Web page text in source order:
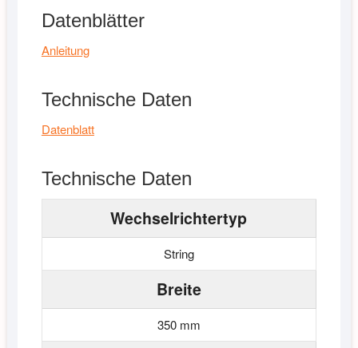
Datenblätter
Anleitung
Technische Daten
Datenblatt
Technische Daten
Wechselrichtertyp
String
Breite
350 mm